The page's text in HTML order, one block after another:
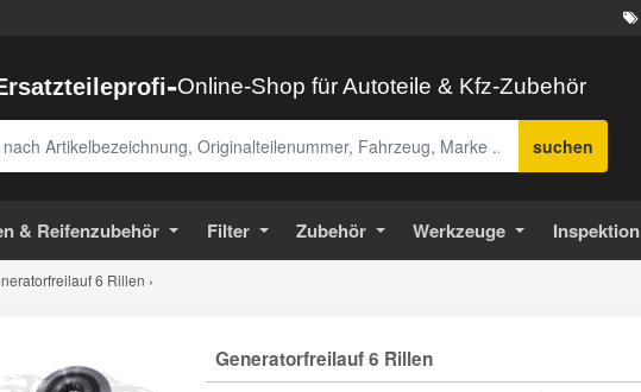
-Online-Shop für Autoteile & Kfz-Zubehör
suchen
& Reifenzubehör Filter Zubehör Werkzeuge Inspektion
6 Rillen ›
Generatorfreilauf 6 Rillen